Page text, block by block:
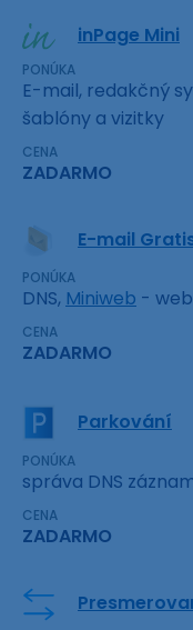
inPage Mini
PONÚKA
E-mail, redakčný
šablóny a vizitky
CENA
ZADARMO
E-mail
PONÚKA
DNS, Miniweb -
CENA
ZADARMO
Parkování
PONÚKA
správa DNS
CENA
ZADARMO